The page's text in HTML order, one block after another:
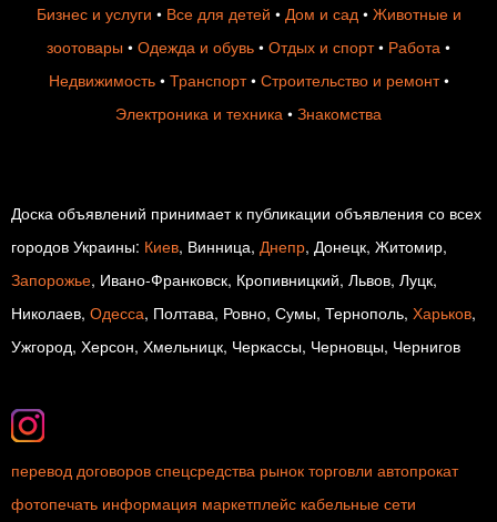
Бизнес и услуги • Все для детей • Дом и сад • Животные и
зоотовары • Одежда и обувь • Отдых и спорт• Работа •
Недвижимость• Транспорт• Строительство и ремонт•
Электроника и техника • Знакомства
Доска объявлений принимает к публикации объявления со всех
городов Украины: Киев, Винница, Днепр, Донецк, Житомир,
Запорожье, Ивано-Франковск, Кропивницкий, Львов, Луцк,
Николаев, Одесса, Полтава, Ровно, Сумы, Тернополь, Харьков,
Ужгород, Херсон, Хмельницк, Черкассы, Черновцы, Чернигов
перевод договоров спецсредства рынок торговли автопрокат
фотопечать информация маркетплейс кабельные сети